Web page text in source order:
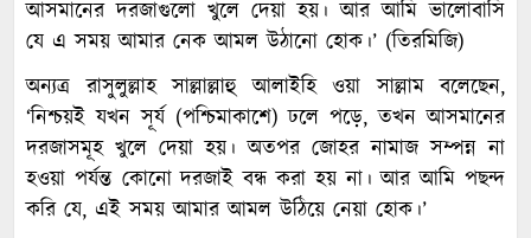
আসমানের দরজাগুলো খুলে দেয়া হয়। আর আমি ভালোবাসি
যে এ সময় আমার নেক আমল উঠানো হোক।’ (তিরমিজি)
অন্যত্র রাসুলুল্লাহ সাল্লাল্লাহু আলাইহি ওয়া সাল্লাম বলেছেন,
‘নিশ্চয়ই যখন সূর্য (পশ্চিমাকাশে) ঢলে পড়ে, তখন আসমানের
দরজাসমূহ খুলে দেয়া হয়। অতপর জোহর নামাজ সম্পন্ন না
হওয়া পর্যন্ত কোনো দরজাই বন্ধ করা হয় না। আর আমি পছন্দ
করি যে, এই সময় আমার আমল উঠিয়ে নেয়া হোক।’